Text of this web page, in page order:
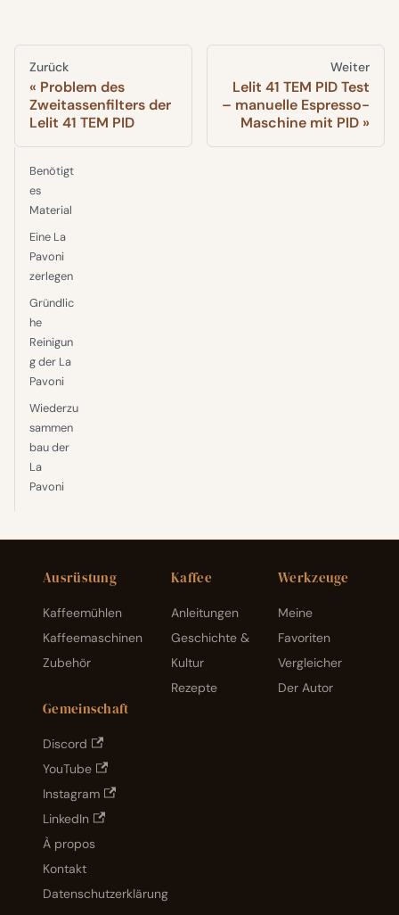
Zurück
Problem des
Zweitassenfilters der
Lelit 41 TEM PID
Weiter
Lelit 41 TEM PID Test
– manuelle Espresso-
Maschine mit PID
Benötigt
es
Material
Eine La
Pavoni
zerlegen
Gründlic
he
Reinigun
g der La
Pavoni
Wiederzu
sammen
bau der
La
Pavoni
Ausrüstung
Kaffeemühlen
Kaffeemaschinen
Zubehör
Kaffee
Anleitungen
Geschichte &
Kultur
Rezepte
Werkzeuge
Meine
Favoriten
Vergleicher
Der Autor
Gemeinschaft
Discord
YouTube
Instagram
LinkedIn
À propos
Kontakt
Datenschutzerklärung